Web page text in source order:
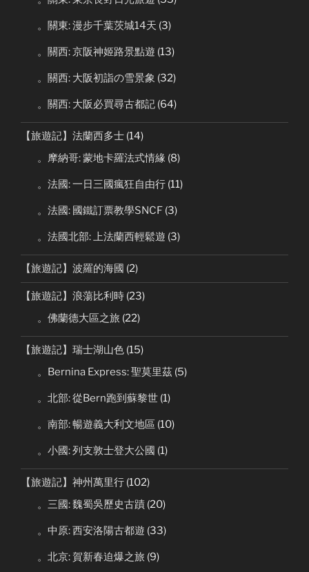
。關東: 漫步千葉茨城14天 (3)
。關西: 京阪神姬路景點遊 (13)
。關西: 大阪初詣の雪景象 (32)
。關西: 大阪必買尋古都記 (64)
【旅遊記】法蘭西多士 (14)
。摩納哥: 蒙地卡羅法式情緣 (8)
。法國: 一日三國瘋狂自由行 (11)
。法國: 國鐵訂票教學SNCF (3)
。法國北部: 上法蘭西輕鬆遊 (3)
【旅遊記】波羅的海國 (2)
【旅遊記】浪蕩比利時 (23)
。佛蘭德大區之旅 (22)
【旅遊記】瑞士湖山色 (15)
。Bernina Express: 聖莫里茲 (5)
。北部: 從Bern跑到蘇黎世 (1)
。南部: 暢遊義大利文地區 (10)
。小國: 列支敦士登大公國 (1)
【旅遊記】神州萬里行 (102)
。三國: 魏蜀吳歷史古蹟 (20)
。中原: 西安洛陽古都遊 (33)
。北京: 賀新春迫爆之旅 (9)